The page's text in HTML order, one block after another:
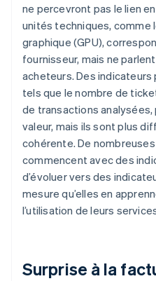
ne percevront pas le lien
unités techniques, comme
graphique (GPU),
fournisseur, mais ne
acheteurs. Des
tels que le nombre de
de transactions
valeur, mais ils sont plus
cohérente. De
commencent avec des
d’évoluer vers des
mesure qu’elles en
l’utilisation de leurs
Surprise à la